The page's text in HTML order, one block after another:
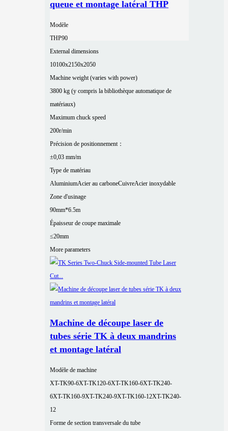
queue et montage latéral THP
Modèle
THP90
External dimensions
10100x2150x2050
Machine weight (varies with power)
3800 kg (y compris la bibliothèque automatique de
matériaux)
Maximum chuck speed
200r/min
Précision de positionnement：
±0,03 mm/m
Type de matériau
AluminiumAcier au carboneCuivreAcier inoxydable
Zone d'usinage
90mm*6.5m
Épaisseur de coupe maximale
≤20mm
More parameters
Machine de découpe laser de
tubes série TK à deux mandrins
et montage latéral
Modèle de machine
XT-TK90-6XT-TK120-6XT-TK160-6XT-TK240-
6XT-TK160-9XT-TK240-9XT-TK160-12XT-TK240-
12
Forme de section transversale du tube